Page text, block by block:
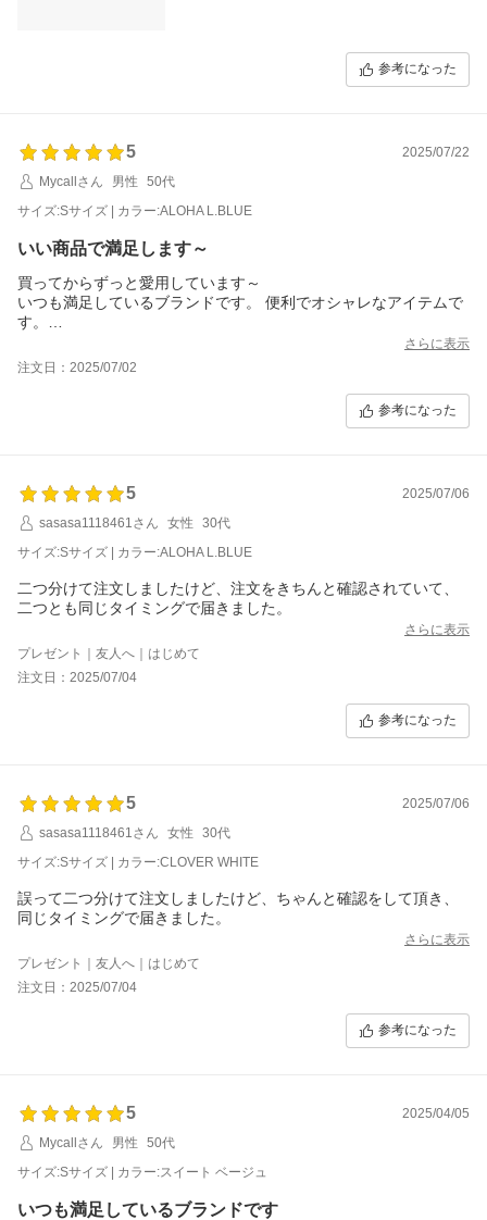
参考になった
5
2025/07/22
Mycallさん
男性
50代
サイズ:Sサイズ | カラー:ALOHA L.BLUE
いい商品で満足します～
買ってからずっと愛用しています～
いつも満足しているブランドです。 便利でオシャレなアイテムで
す。
さらに表示
注文日：2025/07/02
参考になった
5
2025/07/06
sasasa1118461さん
女性
30代
サイズ:Sサイズ | カラー:ALOHA L.BLUE
二つ分けて注文しましたけど、注文をきちんと確認されていて、
二つとも同じタイミングで届きました。
さらに表示
プレゼント｜友人へ｜はじめて
注文日：2025/07/04
参考になった
5
2025/07/06
sasasa1118461さん
女性
30代
サイズ:Sサイズ | カラー:CLOVER WHITE
誤って二つ分けて注文しましたけど、ちゃんと確認をして頂き、
同じタイミングで届きました。
さらに表示
プレゼント｜友人へ｜はじめて
注文日：2025/07/04
参考になった
5
2025/04/05
Mycallさん
男性
50代
サイズ:Sサイズ | カラー:スイート ベージュ
いつも満足しているブランドです